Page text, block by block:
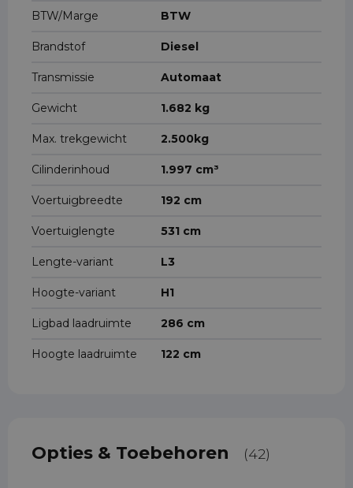
BTW/Marge BTW
Brandstof Diesel
Transmissie Automaat
Gewicht 1.682 kg
Max. trekgewicht 2.500kg
Cilinderinhoud 1.997 cm³
Voertuigbreedte 192 cm
Voertuiglengte 531 cm
Lengte-variant L3
Hoogte-variant H1
Ligbad laadruimte 286 cm
Hoogte laadruimte 122 cm
Opties & Toebehoren (42)